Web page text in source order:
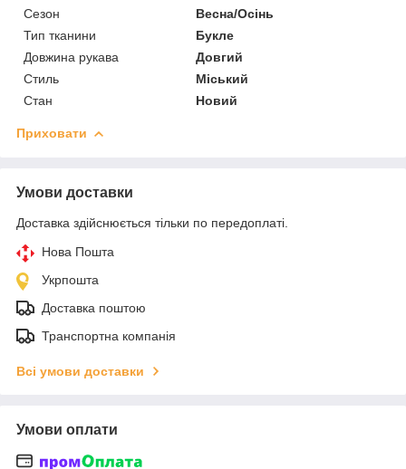
Сезон
Весна/Осінь
Тип тканини
Букле
Довжина рукава
Довгий
Стиль
Міський
Стан
Новий
Приховати
Умови доставки
Доставка здійснюється тільки по передоплаті.
Нова Пошта
Укрпошта
Доставка поштою
Транспортна компанія
Всі умови доставки
Умови оплати